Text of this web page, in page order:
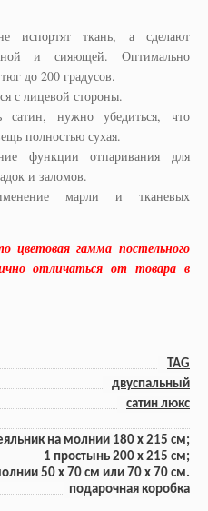
испортят ткань, а сделают
и сияющей. Оптимально
до 200 градусов.
с лицевой стороны.
сатин, нужно убедиться, что
полностью сухая.
функции отпаривания для
и заломов.
марли и тканевых
гамма постельного
отличаться от товара в
TAG
двуспальный
сатин люкс
на молнии 180 x 215 см;
1 прoстынь 200 x 215 см;
50 x 70 см или 70 х 70 см.
подарочная коробка